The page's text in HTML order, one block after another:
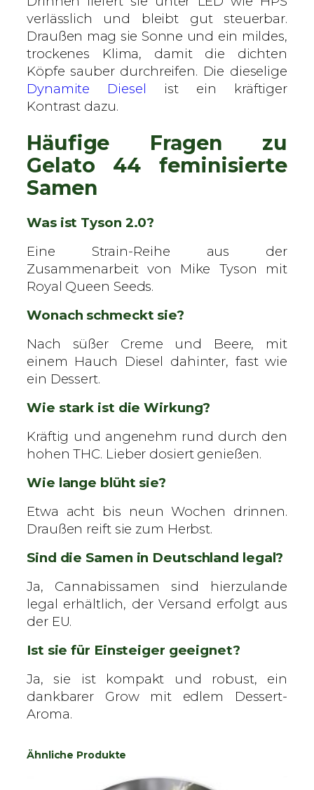
verlässlich und bleibt gut steuerbar.
Draußen mag sie Sonne und ein mildes,
trockenes Klima, damit die dichten
Köpfe sauber durchreifen. Die dieselige
Dynamite Diesel ist ein kräftiger
Kontrast dazu.
Häufige Fragen zu
Gelato 44 feminisierte
Samen
Was ist Tyson 2.0?
Eine Strain-Reihe aus der
Zusammenarbeit von Mike Tyson mit
Royal Queen Seeds.
Wonach schmeckt sie?
Nach süßer Creme und Beere, mit
einem Hauch Diesel dahinter, fast wie
ein Dessert.
Wie stark ist die Wirkung?
Kräftig und angenehm rund durch den
hohen THC. Lieber dosiert genießen.
Wie lange blüht sie?
Etwa acht bis neun Wochen drinnen.
Draußen reift sie zum Herbst.
Sind die Samen in Deutschland legal?
Ja, Cannabissamen sind hierzulande
legal erhältlich, der Versand erfolgt aus
der EU.
Ist sie für Einsteiger geeignet?
Ja, sie ist kompakt und robust, ein
dankbarer Grow mit edlem Dessert-
Aroma.
Ähnliche Produkte